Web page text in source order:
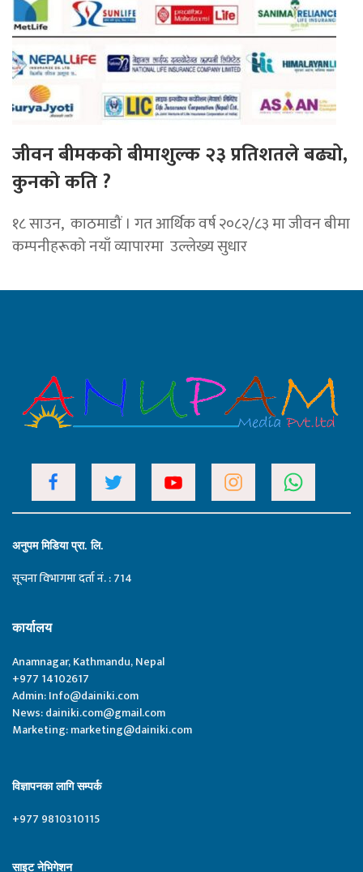
जीवन बीमकको बीमाशुल्क २३ प्रतिशतले बढ्यो,
कुनको कति ?
१८ साउन, काठमाडौं । गत आर्थिक वर्ष २०८२/८३ मा जीवन बीमा
कम्पनीहरूको नयाँ व्यापारमा उल्लेख्य सुधार
अनुपम मिडिया प्रा. लि.
सूचना विभागमा दर्ता नं. : 714
कार्यालय
Anamnagar, Kathmandu, Nepal
+977 14102617
Admin:Info@dainiki.com
News:dainiki.com@gmail.com
Marketing:marketing@dainiki.com
विज्ञापनका लागि सम्पर्क
+977 9810310115
साइट नेभिगेशन